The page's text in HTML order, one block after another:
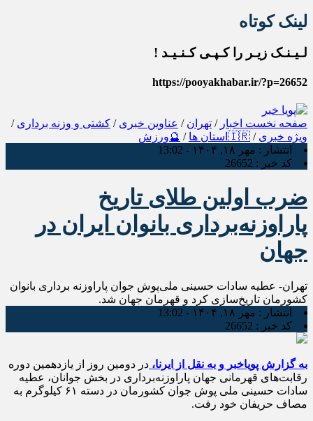
لینک کوتاه
لـیـنـک زیـر را کـپـی کـنـیـد !
https://pooyakhabar.ir/?p=26652
صفحه نخست اخبار / تهران / عناوین خبری / کشتی و وزنه برداری /
ویژه خبری / 🇮🇷استان ها / 🔮ورزش
انتشار : مهر ۱۸, ۱۴۰۴ - 13:02
کد خبر : 26652
ضرب اولین طلای تاریخ
پاراوزنه‌برداری بانوان ایران در
جهان
تهران- عطیه سادات حسینی ملی‌پوش جوان پاراوزنه برداری بانوان
کشورمان تاریخ‌سازی کرد و قهرمان جهان شد.
انتشار : مهر ۱۸, ۱۴۰۴ - 13:02
کد خبر : 26652
به گزارش پویاخبر و به نقل از ایرنا، در دومین روز از یازدهمین دوره
رقابت‌های قهرمانی جهان پاراوزنه‌برداری در بخش جوانان، عطیه
سادات حسینی ملی پوش جوان کشورمان در دسته ۶۱ کیلوگرم به
مصاف حریفان خود رفت.